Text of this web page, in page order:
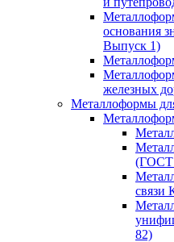
основания
Выпуск 1)
железных
Металлоформы
(ГОСТ
связи
82)